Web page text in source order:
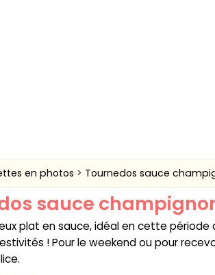
en photos Tournedos sauce
sauce
plat en sauce, idéal en cette
! Pour le weekend ou pour